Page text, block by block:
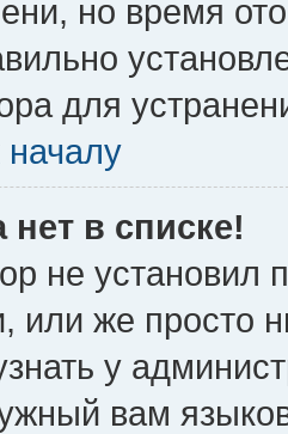
но время
для
началу
в списке!
не установил
или же просто
у
вам